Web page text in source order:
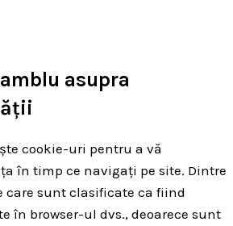
asupra
cookie-uri pentru a vă
în timp ce navigați pe site. Dintre
care sunt clasificate ca fiind
în browser-ul dvs., deoarece sunt